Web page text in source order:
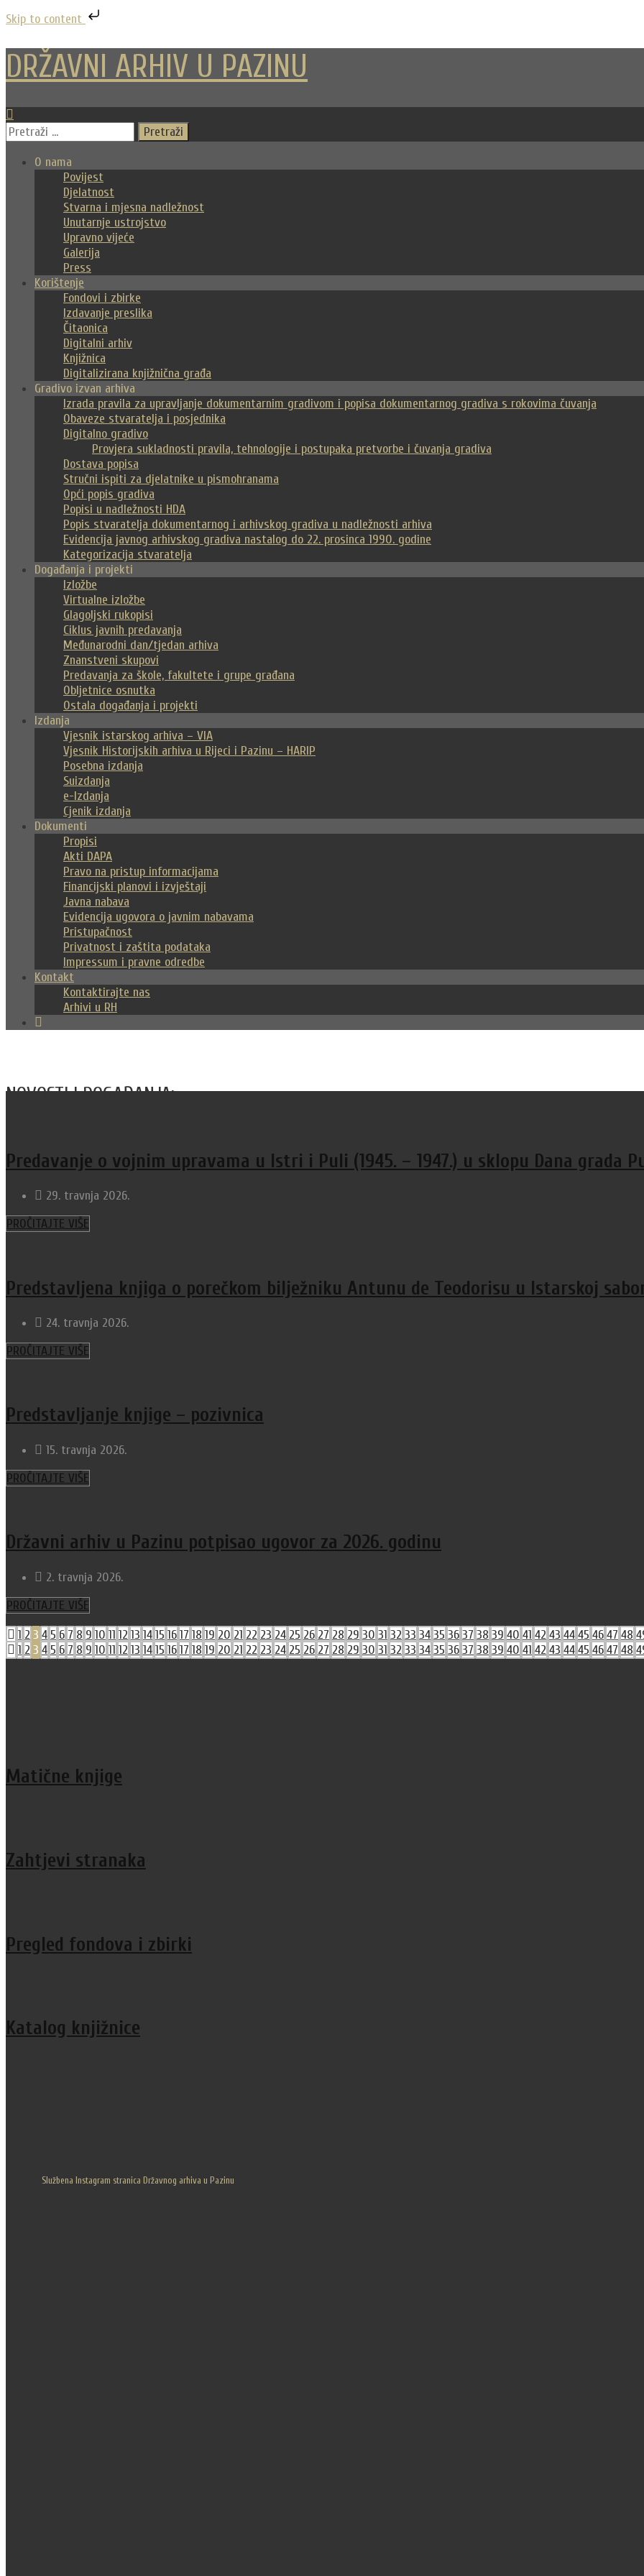
Skip to content
to
content
DRŽAVNI ARHIV U PAZINU
Pretraži:
O nama
Povijest
Djelatnost
Stvarna i mjesna nadležnost
Unutarnje ustrojstvo
Upravno vijeće
Galerija
Press
Korištenje
Fondovi i zbirke
Izdavanje preslika
Čitaonica
Digitalni arhiv
Knjižnica
Digitalizirana knjižnična građa
Gradivo izvan arhiva
Izrada pravila za upravljanje dokumentarnim gradivom i popisa dokumentarnog gradiva s rokovima čuvanja
Obaveze stvaratelja i posjednika
Digitalno gradivo
Provjera sukladnosti pravila, tehnologije i postupaka pretvorbe i čuvanja gradiva
Dostava popisa
Stručni ispiti za djelatnike u pismohranama
Opći popis gradiva
Popisi u nadležnosti HDA
Popis stvaratelja dokumentarnog i arhivskog gradiva u nadležnosti arhiva
Evidencija javnog arhivskog gradiva nastalog do 22. prosinca 1990. godine
Kategorizacija stvaratelja
Događanja i projekti
Izložbe
Virtualne izložbe
Glagoljski rukopisi
Ciklus javnih predavanja
Međunarodni dan/tjedan arhiva
Znanstveni skupovi
Predavanja za škole, fakultete i grupe građana
Obljetnice osnutka
Ostala događanja i projekti
Izdanja
Vjesnik istarskog arhiva – VIA
Vjesnik Historijskih arhiva u Rijeci i Pazinu – HARIP
Posebna izdanja
Suizdanja
e-Izdanja
Cjenik izdanja
Dokumenti
Propisi
Akti DAPA
Pravo na pristup informacijama
Financijski planovi i izvještaji
Javna nabava
Evidencija ugovora o javnim nabavama
Pristupačnost
Privatnost i zaštita podataka
Impressum i pravne odredbe
Kontakt
Kontaktirajte nas
Arhivi u RH
NOVOSTI I DOGAĐANJA:
Predavanje o vojnim upravama u Istri i Puli (1945. – 1947.) u sklopu Dana grada
29. travnja 2026.
PROČITAJTE VIŠE
Predstavljena knjiga o porečkom bilježniku Antunu de Teodorisu u Istarskoj
24. travnja 2026.
PROČITAJTE VIŠE
Predstavljanje knjige – pozivnica
15. travnja 2026.
PROČITAJTE VIŠE
Državni arhiv u Pazinu potpisao ugovor za 2026. godinu
2. travnja 2026.
PROČITAJTE VIŠE
1 2 3 45 6 7 8 9 10 11 12 13 1415 1617 18 19 20 21 22 23 24 25 26 27 28 29 30 31 32 33 3435 3637 38 39 40 41 42 43 4445 4647 48
1 2 3 45 6 7 8 9 10 11 12 13 1415 1617 18 19 20 21 22 23 24 25 26 27 28 29 30 31 32 33 3435 3637 38 39 40 41 42 43 4445 4647 48
Matične knjige
Zahtjevi stranaka
Pregled fondova i zbirki
Katalog knjižnice
Službena Instagram stranica Državnog arhiva u Pazinu